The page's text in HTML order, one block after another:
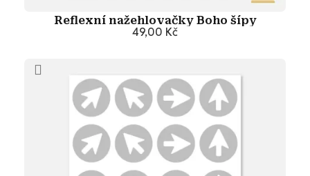
Reflexní nažehlovačky Boho šípy
49,00 Kč
Přidat do košíku